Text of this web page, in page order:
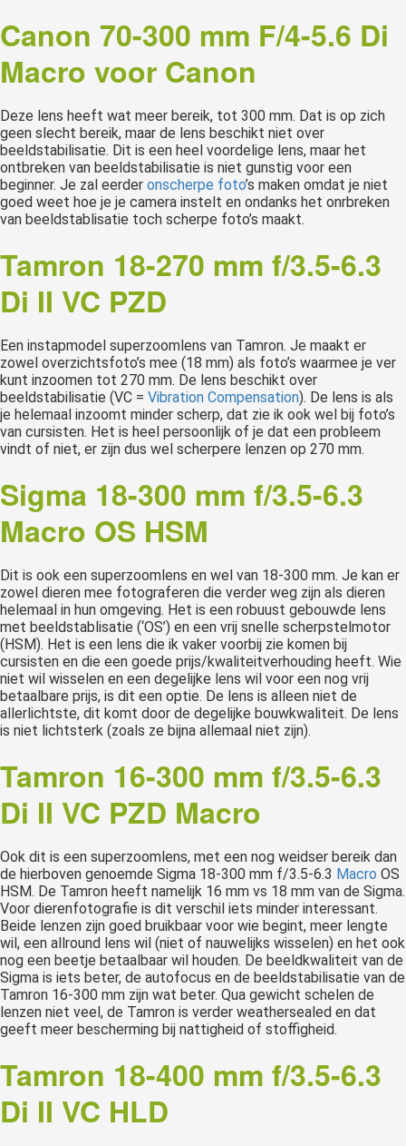
Canon 70-300 mm F/4-5.6 Di
Macro voor Canon
Deze lens heeft wat meer bereik, tot 300 mm. Dat is op zich
geen slecht bereik, maar de lens beschikt niet over
beeldstabilisatie. Dit is een heel voordelige lens, maar het
ontbreken van beeldstabilisatie is niet gunstig voor een
beginner. Je zal eerder onscherpe foto’s maken omdat je niet
goed weet hoe je je camera instelt en ondanks het onrbreken
van beeldstablisatie toch scherpe foto’s maakt.
Tamron 18-270 mm f/3.5-6.3
Di II VC PZD
Een instapmodel superzoomlens van Tamron. Je maakt er
zowel overzichtsfoto’s mee (18 mm) als foto’s waarmee je ver
kunt inzoomen tot 270 mm. De lens beschikt over
beeldstabilisatie (VC = Vibration Compensation). De lens is als
je helemaal inzoomt minder scherp, dat zie ik ook wel bij foto’s
van cursisten. Het is heel persoonlijk of je dat een probleem
vindt of niet, er zijn dus wel scherpere lenzen op 270 mm.
Sigma 18-300 mm f/3.5-6.3
Macro OS HSM
Dit is ook een superzoomlens en wel van 18-300 mm. Je kan er
zowel dieren mee fotograferen die verder weg zijn als dieren
helemaal in hun omgeving. Het is een robuust gebouwde lens
met beeldstablisatie (‘OS’) en een vrij snelle scherpstelmotor
(HSM). Het is een lens die ik vaker voorbij zie komen bij
cursisten en die een goede prijs/kwaliteitverhouding heeft. Wie
niet wil wisselen en een degelijke lens wil voor een nog vrij
betaalbare prijs, is dit een optie. De lens is alleen niet de
allerlichtste, dit komt door de degelijke bouwkwaliteit. De lens
is niet lichtsterk (zoals ze bijna allemaal niet zijn).
Tamron 16-300 mm f/3.5-6.3
Di II VC PZD Macro
Ook dit is een superzoomlens, met een nog weidser bereik dan
de hierboven genoemde Sigma 18-300 mm f/3.5-6.3 Macro OS
HSM. De Tamron heeft namelijk 16 mm vs 18 mm van de Sigma.
Voor dierenfotografie is dit verschil iets minder interessant.
Beide lenzen zijn goed bruikbaar voor wie begint, meer lengte
wil, een allround lens wil (niet of nauwelijks wisselen) en het ook
nog een beetje betaalbaar wil houden. De beeldkwaliteit van de
Sigma is iets beter, de autofocus en de beeldstabilisatie van de
Tamron 16-300 mm zijn wat beter. Qua gewicht schelen de
lenzen niet veel, de Tamron is verder weathersealed en dat
geeft meer bescherming bij nattigheid of stoffigheid.
Tamron 18-400 mm f/3.5-6.3
Di II VC HLD